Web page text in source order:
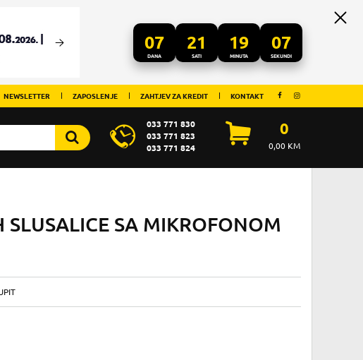
07
DANA
21
SATI
19
MINUTA
07
SEKUNDI
NEWSLETTER ZAPOSLENJE ZAHTJEV ZA KREDIT KONTAKT
033 771 830
033 771 823
033 771 824
0
0,00KM
SLUSALICE SA MIKROFONOM